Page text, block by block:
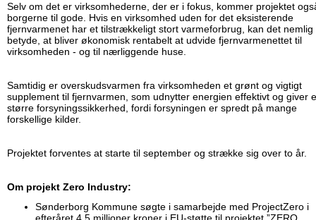
Selv om det er virksomhederne, der er i fokus, kommer projektet
borgerne til gode. Hvis en virksomhed uden for det eksisterende
fjernvarmenet har et tilstrækkeligt stort varmeforbrug, kan det nemlig
betyde, at bliver økonomisk rentabelt at udvide fjernvarmenettet til
virksomheden - og til nærliggende huse.
Samtidig er overskudsvarmen fra virksomheden et grønt og vigtigt
supplement til fjernvarmen, som udnytter energien effektivt og giver
større forsyningssikkerhed, fordi forsyningen er spredt på mange
forskellige kilder.
Projektet forventes at starte til september og strække sig over to år.
Om projekt Zero Industry:
Sønderborg Kommune søgte i samarbejde med ProjectZero i